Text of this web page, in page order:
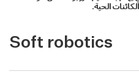
Soft robotics
الحية.